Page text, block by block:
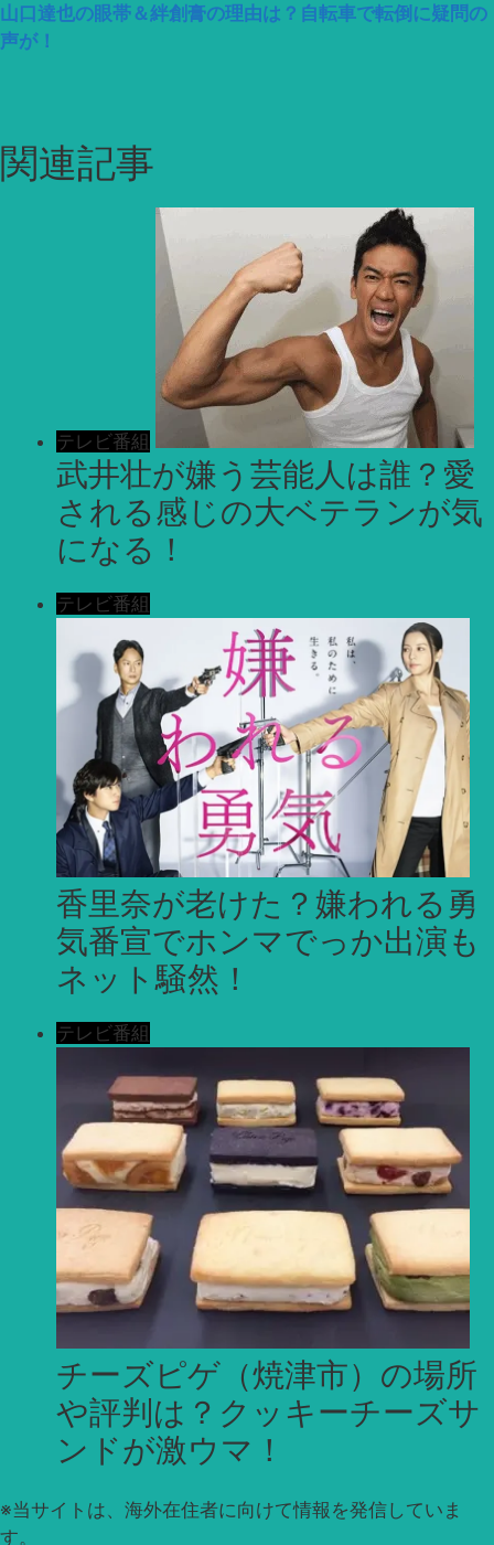
山口達也の眼帯＆絆創膏の理由は？自転車で転倒に疑問の
声が！
関連記事
テレビ番組
武井壮が嫌う芸能人は誰？愛
される感じの大ベテランが気
になる！
テレビ番組
香里奈が老けた？嫌われる勇
気番宣でホンマでっか出演も
ネット騒然！
テレビ番組
チーズピゲ（焼津市）の場所
や評判は？クッキーチーズサ
ンドが激ウマ！
※当サイトは、海外在住者に向けて情報を発信していま
す。